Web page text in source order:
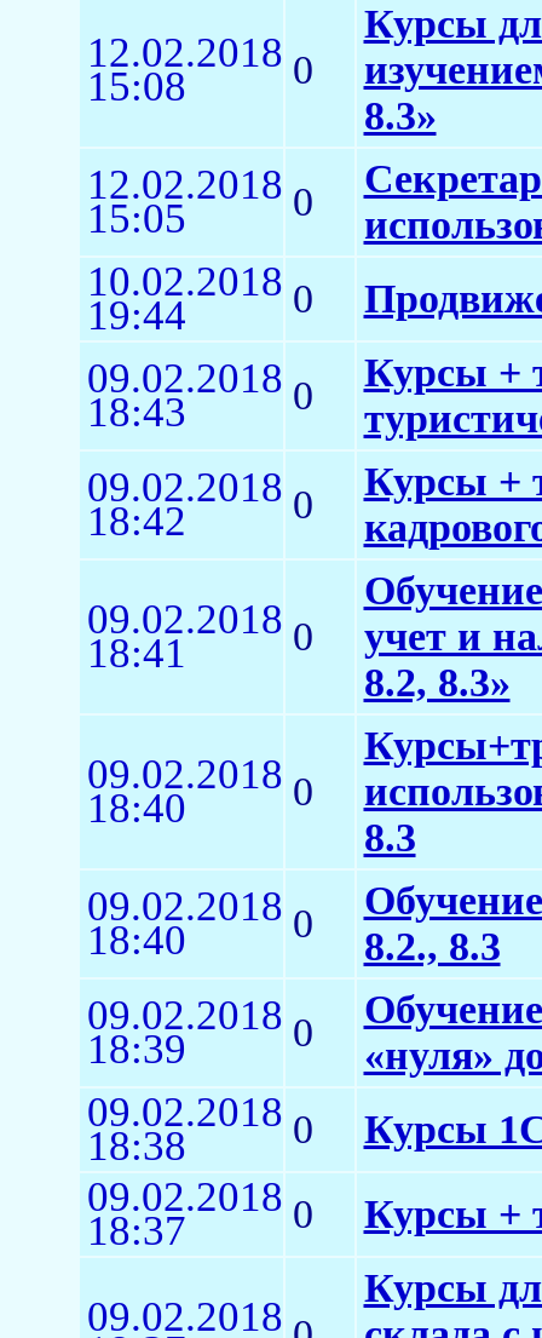
12.02.2018
15:08 0
Курсы
8.3»
12.02.2018
15:05 0
10.02.2018
19:44 0
09.02.2018
18:43 0
Курсы +
09.02.2018
18:42 0
Курсы +
09.02.2018
18:41 0
учет и
8.2, 8.3»
09.02.2018
18:40 0
8.3
09.02.2018
18:40 0
8.2., 8.3
09.02.2018
18:39 0
«нуля»
09.02.2018
18:38 0 Курсы 1С
09.02.2018
18:37 0 Курсы +
09.02.2018
Курсы